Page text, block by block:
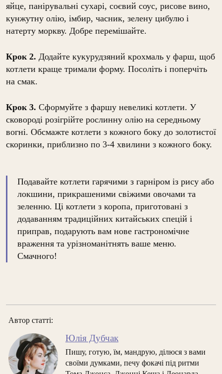
яйце, панірувальні сухарі, соєвий соус, рисове вино,
кунжутну олію, імбир, часник, зелену цибулю і
натерту моркву. Добре перемішайте.
Крок 2. Додайте кукурудзяний крохмаль у фарш, щоб
котлети краще тримали форму. Посоліть і поперчіть
на смак.
Крок 3. Сформуйте з фаршу невеликі котлети. У
сковороді розігрійте рослинну олію на середньому
вогні. Обсмажте котлети з кожного боку до золотистої
скоринки, приблизно по 3-4 хвилини з кожного боку.
Подавайте котлети гарячими з гарніром із рису або
локшини, прикрашеними свіжими овочами та
зеленню. Ці котлети з коропа, приготовані з
додаванням традиційних китайських спецій і
приправ, подарують вам нове гастрономічне
враження та урізноманітнять ваше меню.
Смачного!
Автор статті:
Юлія Дубчак
Пишу, готую, їм, мандрую, ділюся з вами
своїми думками, печу фокачі під ритми